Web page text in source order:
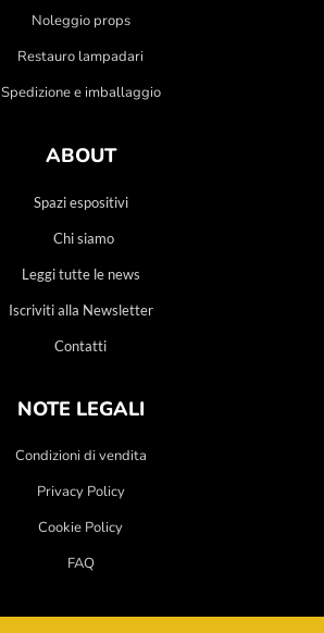
Noleggio props
Restauro lampadari
Spedizione e imballaggio
ABOUT
Spazi espositivi
Chi siamo
Leggi tutte le news
Iscriviti alla Newsletter
Contatti
NOTE LEGALI
Condizioni di vendita
Privacy Policy
Cookie Policy
FAQ